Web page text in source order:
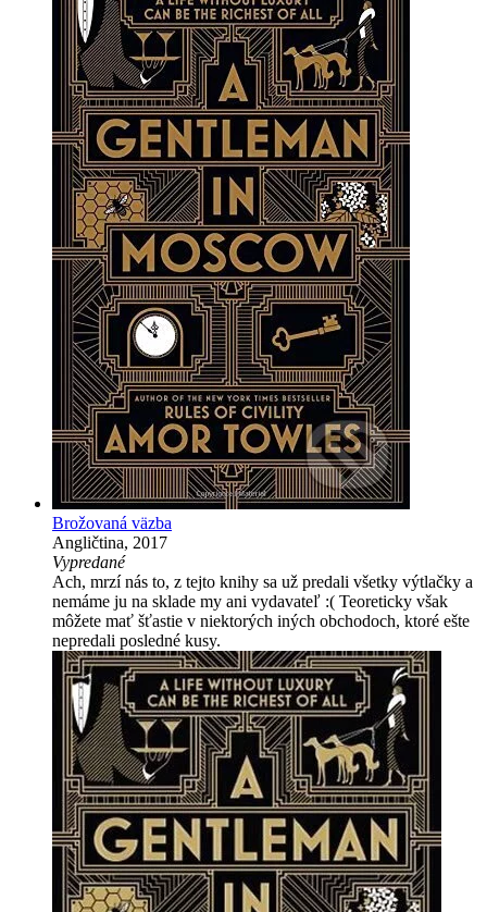
Brožovaná väzba
Angličtina, 2017
Vypredané
Ach, mrzí nás to, z tejto knihy sa už predali všetky výtlačky a
nemáme ju na sklade my ani vydavateľ :( Teoreticky však
môžete mať šťastie v niektorých iných obchodoch, ktoré ešte
nepredali posledné kusy.